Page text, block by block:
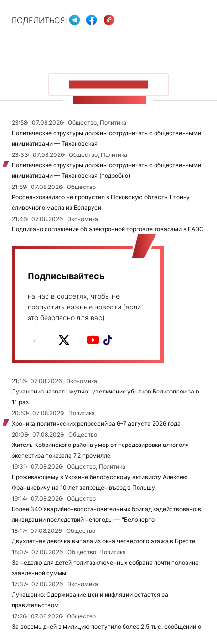
ПОДЕЛИТЬСЯ:
23:58 07.08.2026
Общество, Политика
Политические структуры должны сотрудничать с общественными
инициативами — Тихановская
23:33
07.08.2026
Общество, Политика
Политические структуры должны сотрудничать с общественными
инициативами — Тихановская (подробно)
21:59
07.08.2026
Общество
Россельхознадзор не пропустил в Псковскую область 1 тонну
сливочного масла из Беларуси
21:46
07.08.2026
Экономика
Подписано соглашение об электронной торговле товарами в ЕАЭС
Подписывайтесь
на нас в соцсетях, чтобы не
пропустить важные новости (если
это безопасно для вас)
21:16 07.08.2026
Экономика
Лукашенко назвал "жутью" увеличение убытков Белкоопсоюза в
11 раз
20:53
07.08.2026
Политика
Хроника политических репрессий за 6–7 августа 2026 года
20:08
07.08.2026
Общество
Житель Кобринского района умер от передозировки алкоголя —
экспертиза показала 7,2 промилле
19:31
07.08.2026
Общество, Политика
Проживающему в Украине белорусскому активисту Алексею
Францкевичу на 10 лет запрещен въезд в Польшу
19:14
07.08.2026
Общество
Более 340 аварийно-восстановительных бригад задействовано в
ликвидации последствий непогоды — "Белэнерго"
18:17
07.08.2026
Общество
Двухлетняя девочка выпала из окна четвертого этажа в Бресте
18:07
07.08.2026
Общество, Политика
За неделю для детей политзаключенных собрана почти половина
заявленной суммы
17:37
07.08.2026
Экономика
Лукашенко: Сдерживание цен и инфляции остается за
правительством
17:26
07.08.2026
Общество
За восемь дней в милицию поступило более 2,5 тыс. сообщений о